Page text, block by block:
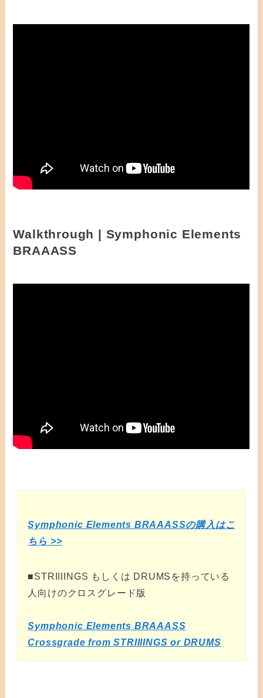
Walkthrough | Symphonic Elements
BRAAASS
Symphonic Elements BRAAASSの購入はこ
ちら >>
■STRIIIINGS もしくは DRUMSを持っている
人向けのクロスグレード版
Symphonic Elements BRAAASS
Crossgrade from STRIIIINGS or DRUMS